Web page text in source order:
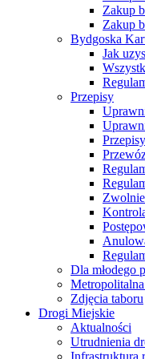
Zakup
Zakup
Bydgoska
Jak
Przepisy
Dla młodego
Zdjęcia taboru
Drogi Miejskie
Aktualności
Utrudnienia
Infrastruktura